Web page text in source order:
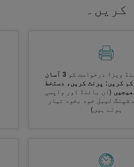
کریں۔
ویزا درخواست کو
3 آسان
کریں: پرنٹ کریں، دستخط
(ان بائنڈ اور واپسی
شپنگ لیبل خود بخود تیار
ہوتے ہیں)